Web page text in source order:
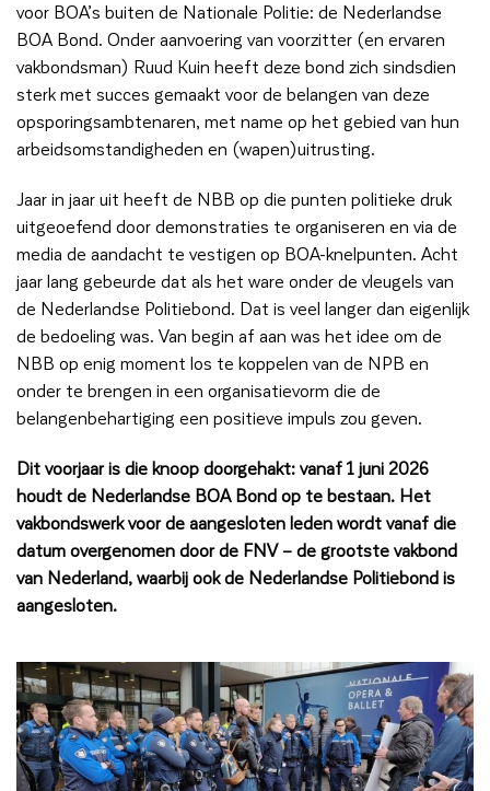
voor BOA’s buiten de Nationale Politie: de Nederlandse
BOA Bond. Onder aanvoering van voorzitter (en ervaren
vakbondsman) Ruud Kuin heeft deze bond zich sindsdien
sterk met succes gemaakt voor de belangen van deze
opsporingsambtenaren, met name op het gebied van hun
arbeidsomstandigheden en (wapen)uitrusting.
Jaar in jaar uit heeft de NBB op die punten politieke druk
uitgeoefend door demonstraties te organiseren en via de
media de aandacht te vestigen op BOA-knelpunten. Acht
jaar lang gebeurde dat als het ware onder de vleugels van
de Nederlandse Politiebond. Dat is veel langer dan eigenlijk
de bedoeling was. Van begin af aan was het idee om de
NBB op enig moment los te koppelen van de NPB en
onder te brengen in een organisatievorm die de
belangenbehartiging een positieve impuls zou geven.
Dit voorjaar is die knoop doorgehakt: vanaf 1 juni 2026
houdt de Nederlandse BOA Bond op te bestaan. Het
vakbondswerk voor de aangesloten leden wordt vanaf die
datum overgenomen door de FNV – de grootste vakbond
van Nederland, waarbij ook de Nederlandse Politiebond is
aangesloten.